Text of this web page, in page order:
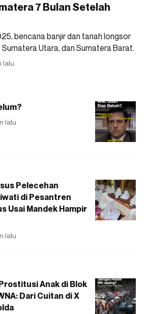
7 Bulan Setelah
bencana banjir dan tanah longsor
Utara, dan Sumatera Barat.
lalu
lalu
Pelecehan
di Pesantren
Usai Mandek Hampir
lalu
Anak di Blok
Dari Cuitan di X